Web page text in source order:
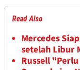
Read Also
Mercedes
setelah Libur
Russell